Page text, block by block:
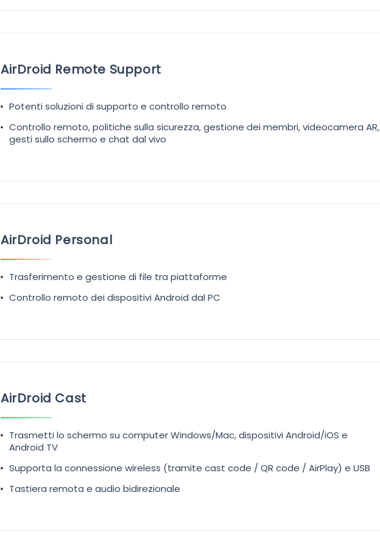
AirDroid Remote Support
Potenti soluzioni di supporto e controllo remoto
Controllo remoto, politiche sulla sicurezza, gestione dei membri, videocamera AR,
gesti sullo schermo e chat dal vivo
AirDroid Personal
Trasferimento e gestione di file tra piattaforme
Controllo remoto dei dispositivi Android dal PC
AirDroid Cast
Trasmetti lo schermo su computer Windows/Mac, dispositivi Android/iOS e
Android TV
Supporta la connessione wireless (tramite cast code / QR code / AirPlay) e USB
Tastiera remota e audio bidirezionale